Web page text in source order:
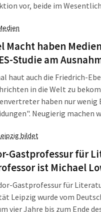
vor, beide im
teuer wird und das
war. Natürlich
Macht haben
Studie am
haut auch die Friedrich-
in die Welt zu
haben nur wenig
Neugierig machen
des
versucht, es
bildet
Gastprofessur für
ist Michael
Gastprofessur für
Leipzig wurde vom
vier Jahre bis zum Ende